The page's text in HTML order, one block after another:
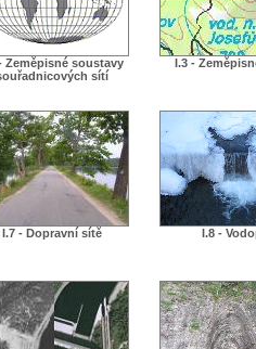
Zeměpisné soustavy
sítí
I.3 -
I.7 - Dopravní sítě I.8 -